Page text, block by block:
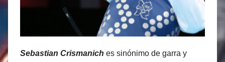
a
t
n
Sebastian Crismanich es sinónimo de garra y